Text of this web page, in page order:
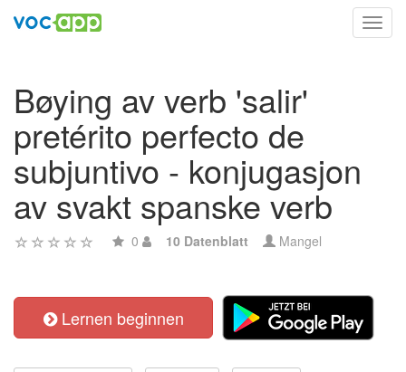
Bøying av verb 'salir'
pretérito perfecto de
subjuntivo - konjugasjon
av svakt spanske verb
0 10 Datenblatt Mangel
Lernen beginnen